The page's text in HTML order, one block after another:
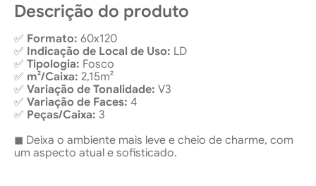
Descrição do produto
✅ Formato: 60x120
✅ Indicação de Local de Uso: LD
✅ Tipologia: Fosco
✅ m²/Caixa: 2,15m²
✅ Variação de Tonalidade: V3
✅ Variação de Faces: 4
✅ Peças/Caixa: 3
◼ Deixa o ambiente mais leve e cheio de charme, com
um aspecto atual e sofisticado.